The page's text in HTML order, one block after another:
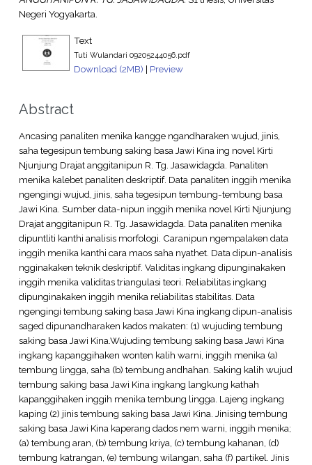
Negeri Yogyakarta.
Text
Tuti Wulandari 09205244056.pdf
Download (2MB) | Preview
Abstract
Ancasing panaliten menika kangge ngandharaken wujud, jinis,
saha tegesipun tembung saking basa Jawi Kina ing novel Kirti
Njunjung Drajat anggitanipun R. Tg. Jasawidagda. Panaliten
menika kalebet panaliten deskriptif. Data panaliten inggih menika
ngengingi wujud, jinis, saha tegesipun tembung-tembung basa
Jawi Kina. Sumber data-nipun inggih menika novel Kirti Njunjung
Drajat anggitanipun R. Tg. Jasawidagda. Data panaliten menika
dipuntliti kanthi analisis morfologi. Caranipun ngempalaken data
inggih menika kanthi cara maos saha nyathet. Data dipun-analisis
ngginakaken teknik deskriptif. Validitas ingkang dipunginakaken
inggih menika validitas triangulasi teori. Reliabilitas ingkang
dipunginakaken inggih menika reliabilitas stabilitas. Data
ngengingi tembung saking basa Jawi Kina ingkang dipun-analisis
saged dipunandharaken kados makaten: (1) wujuding tembung
saking basa Jawi Kina.Wujuding tembung saking basa Jawi Kina
ingkang kapanggihaken wonten kalih warni, inggih menika (a)
tembung lingga, saha (b) tembung andhahan. Saking kalih wujud
tembung saking basa Jawi Kina ingkang langkung kathah
kapanggihaken inggih menika tembung lingga. Lajeng ingkang
kaping (2) jinis tembung saking basa Jawi Kina. Jinising tembung
saking basa Jawi Kina kaperang dados nem warni, inggih menika;
(a) tembung aran, (b) tembung kriya, (c) tembung kahanan, (d)
tembung katrangan, (e) tembung wilangan, saha (f) partikel. Jinis